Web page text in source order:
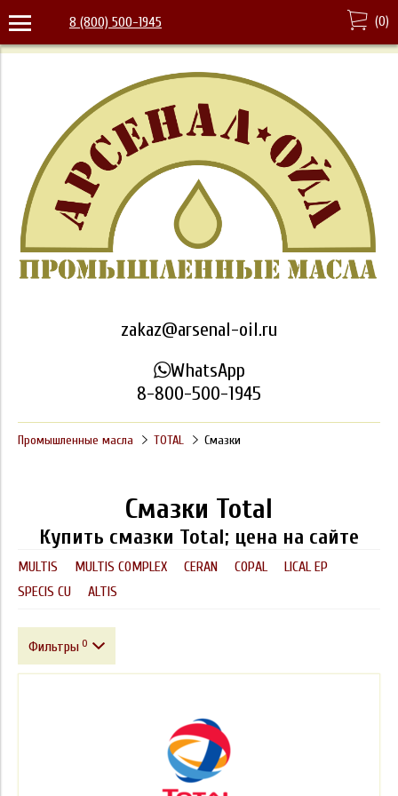
8 (800) 500-1945 (0)
zakaz@arsenal-oil.ru
WhatsApp
8-800-500-1945
Промышленные масла TOTAL Смазки
Смазки Total
Купить смазки Total; цена на сайте
MULTIS MULTIS COMPLEX CERAN COPAL
LICAL EP
SPECIS CU
ALTIS
Фильтры 0